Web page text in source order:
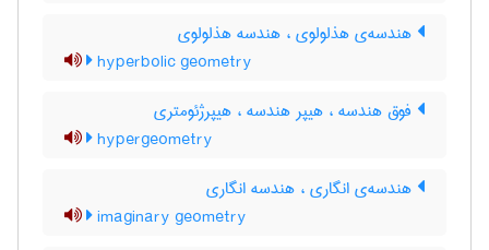
هندسه‌ی هذلولوی ، هندسه هذلولوی
hyperbolic geometry
فوق هندسه ، هیپر هندسه ، هیپرژئومتری
hypergeometry
هندسه‌ی انگاری ، هندسه انگاری
imaginary geometry